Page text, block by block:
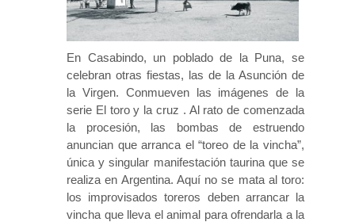
En Casabindo, un poblado de la Puna, se
celebran otras fiestas, las de la Asunción de
la Virgen. Conmueven las imágenes de la
serie El toro y la cruz . Al rato de comenzada
la procesión, las bombas de estruendo
anuncian que arranca el “toreo de la vincha”,
única y singular manifestación taurina que se
realiza en Argentina. Aquí no se mata al toro:
los improvisados toreros deben arrancar la
vincha que lleva el animal para ofrendarla a la